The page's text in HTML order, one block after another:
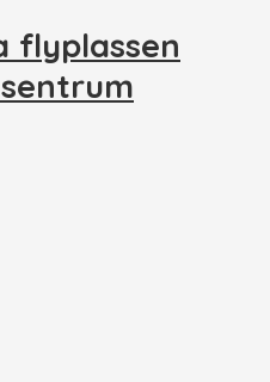
flyplassen